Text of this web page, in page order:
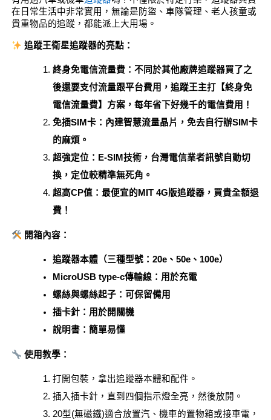
在日常生活中非常實用，無論是防盜、車隊管理、老人孩童或
貴重物品的追蹤，都能派上大用場。
追蹤王衛星追蹤器的亮點：
終身免電信流量費：不同於其他廠牌追蹤器買了之
後還要支付流量跟平台費用，追蹤王主打【終身免
電信流量費】方案，每年省下好幾千的電信費用！
免插SIM卡：內建智慧流量晶片，免去自行辦SIM卡
的麻煩。
超強定位：E-SIM技術，台灣電信業者訊號自動切
換，定位較精準無死角。
超高CP值：最便宜的MIT 4G版追蹤器，買貴全額退
費！
開箱內容：
追蹤器本體（三種型號：20e、50e、100e）
MicroUSB type-c傳輸線：用於充電
螺絲與螺絲起子：可保留備用
插卡針：用於開關機
說明書：簡單易懂
使用教學：
打開包裝，拿出追蹤器本體和配件。
插入插卡針，直到四個指示燈全亮，然後放開。
20型(無磁鐵)適合放置汽、機車的置物箱或接車電，